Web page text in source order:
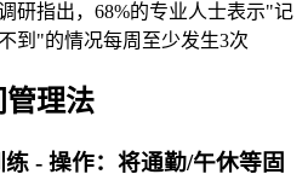
研指出，68%的专业人士表示"记
到"的情况每周至少发生3次
管理法
练 - 操作：将通勤/午休等固